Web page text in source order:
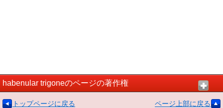
habenular trigoneのページの著作権
トップページに戻る ページ上部に戻る